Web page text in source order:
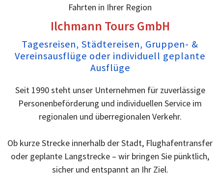
Fahrten in Ihrer Region
Ilchmann Tours GmbH
Tagesreisen, Städtereisen, Gruppen- &
Vereinsausflüge oder individuell geplante
Ausflüge
Seit 1990 steht unser Unternehmen für zuverlässige
Personenbeförderung und individuellen Service im
regionalen und überregionalen Verkehr.
Ob kurze Strecke innerhalb der Stadt, Flughafentransfer
oder geplante Langstrecke – wir bringen Sie pünktlich,
sicher und entspannt an Ihr Ziel.